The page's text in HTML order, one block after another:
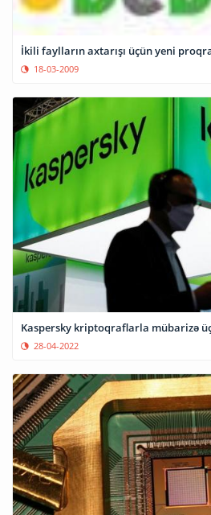
İkili faylların axtarışı üçün yeni
18-03-2009
Kaspersky kriptoqraflarla mübarizə
28-04-2022